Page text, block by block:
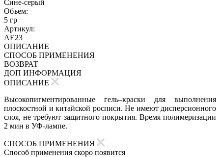
Сине-серый
Объем:
5 гр
Артикул:
AE23
ОПИСАНИЕ
СПОСОБ ПРИМЕНЕНИЯ
ВОЗВРАТ
ДОП ИНФОРМАЦИЯ
ОПИСАНИЕ
Высокопигментированные гель–краски для выполнения
плоскостной и китайской росписи. Не имеют дисперсионного
слоя, не требуют защитного покрытия. Время полимеризации
2 мин в УФ-лампе.
СПОСОБ ПРИМЕНЕНИЯ
Способ применения скоро появится